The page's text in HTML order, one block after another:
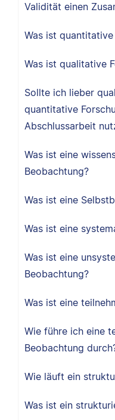
Validität einen
Was ist quantitative
Was ist qualitative
Sollte ich lieber
quantitative
Abschlussarbeit
Was ist eine
Beobachtung?
Was ist eine
Was ist eine
Was ist eine
Beobachtung?
Was ist eine
Wie führe ich eine
Beobachtung
Wie läuft ein
Was ist ein